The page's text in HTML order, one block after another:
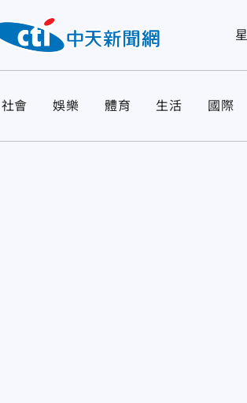
社會 娛樂 體育 生活 國際